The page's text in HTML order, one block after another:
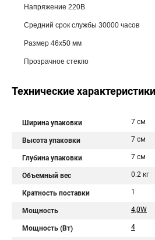
Напряжение 220В
Средний срок службы 30000 часов
Размер 46x50 мм
Прозрачное стекло
Технические
Ширина упаковки 7 см
Высота упаковки 7 см
Глубина упаковки 7 см
Объемный вес 0.2 кг
Кратность поставки 1
Мощность 4,0W
Мощность (Вт) 4